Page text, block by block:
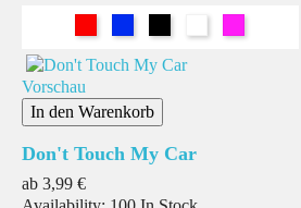
Vorschau
In den Warenkorb
Don't Touch My Car
ab Preis
3,99 €